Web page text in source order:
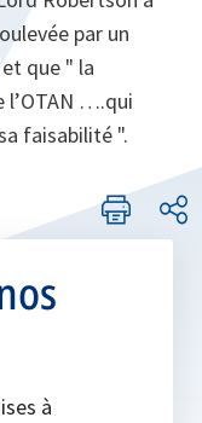
par un
que " la
l’OTAN ….qui
faisabilité ".
à